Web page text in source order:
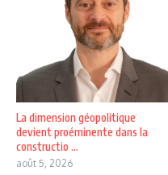
La dimension géopolitique
devient proéminente dans la
constructio ...
août 5, 2026